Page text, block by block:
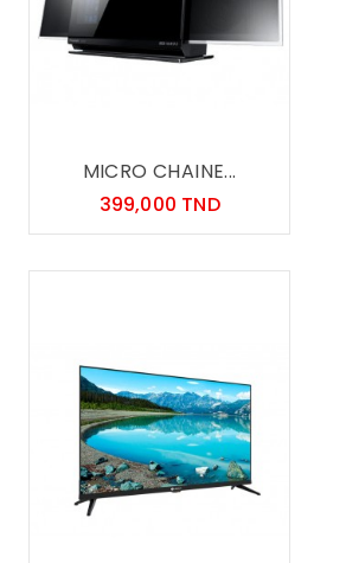
MICRO CHAINE...
399,000 TNDPrix